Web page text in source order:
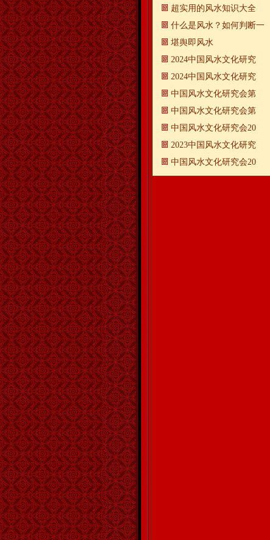
超实用的风水知识大全
什么是风水？如何判断一
​堪舆即风水
2024中国风水文化研究
2024中国风水文化研究
中国风水文化研究会第
中国风水文化研究会第
中国风水文化研究会20
2023中国风水文化研究
中国风水文化研究会20